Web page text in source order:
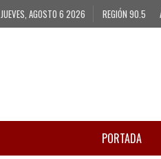
JUEVES, AGOSTO 6 2026 REGIÓN 90.5
PORTADA